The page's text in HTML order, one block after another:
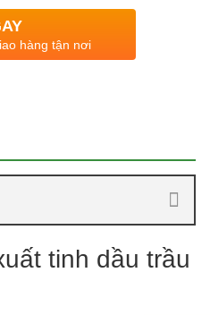
hàng tận nơi
tinh dầu trầu